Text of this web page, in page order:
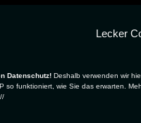
Lecker
Datenschutz! Deshalb verwenden wir
so funktioniert, wie Sie das erwarten.